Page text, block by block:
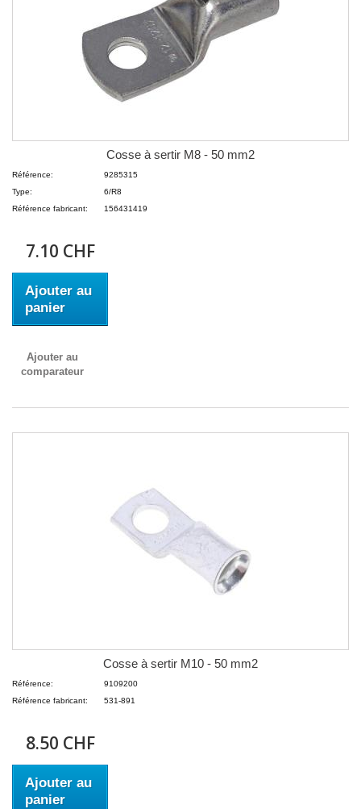
Cosse à sertir M8 - 50 mm2
Référence:
9285315
Type:
6/R8
Référence fabricant:
156431419
7.10 CHF
Ajouter au
panier
Ajouter au
comparateur
Cosse à sertir M10 - 50 mm2
Référence:
9109200
Référence fabricant:
531-891
8.50 CHF
Ajouter au
panier